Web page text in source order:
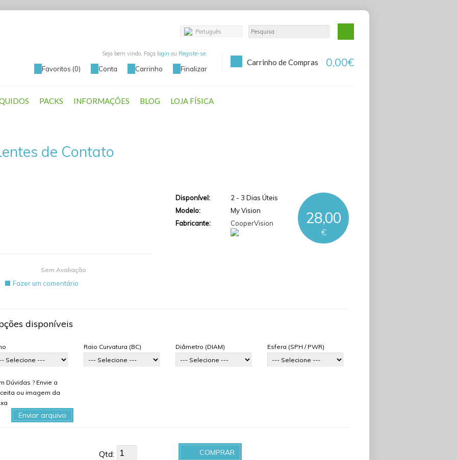
Português
Carrinho de Compras 0,00€
Seja bem vindo. Faça login ou Registe-se.
Favoritos (0) Conta Carrinho Finalizar
PACKS INFORMAÇÕES BLOG LOJA FÍSICA
de Contato
28,00
€
Disponível:
2 - 3 Dias Úteis
Modelo:
My Vision
Fabricante:
CooperVision
Sem Avaliação
Fazer um comentário
disponíveis
Raio Curvatura (BC) Diâmetro (DIAM) Esfera (SPH / PWR)
Dúvidas ? Envie a
ou imagem da
Enviar arquivo
Qtd: COMPRAR